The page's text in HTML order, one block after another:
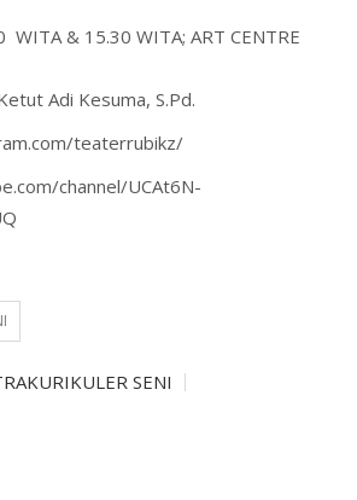
WITA & 15.30 WITA; ART CENTRE
Adi Kesuma, S.Pd.
teaterrubikz/
channel/UCAt6N-
SENI